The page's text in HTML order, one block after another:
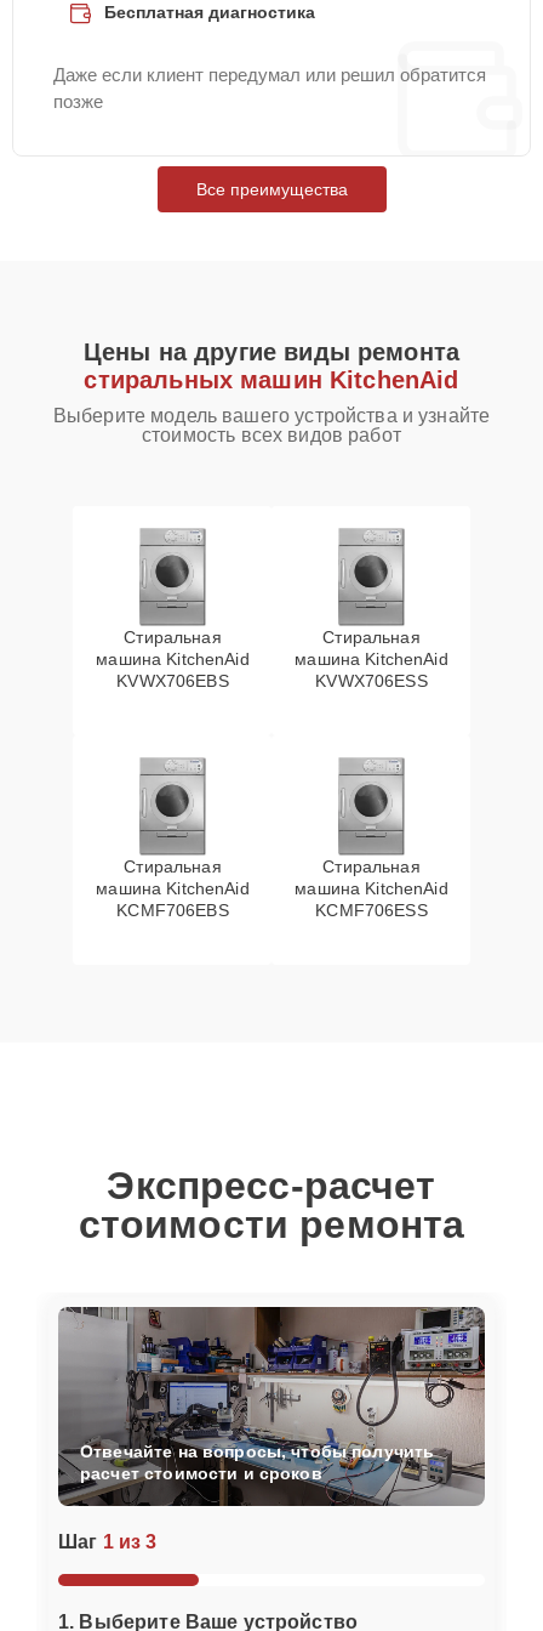
Бесплатная диагностика
Даже если клиент передумал или решил обратится
позже
Все преимущества
Цены на другие виды ремонта
стиральных машин KitchenAid
Выберите модель вашего устройства и узнайте
стоимость всех видов работ
Стиральная
машина KitchenAid
KVWX706EBS
Стиральная
машина KitchenAid
KVWX706ESS
Стиральная
машина KitchenAid
KCMF706EBS
Стиральная
машина KitchenAid
KCMF706ESS
Экспресс-расчет
стоимости ремонта
Шаг 1 из 3
1. Выберите Ваше устройство
Отвечайте на вопросы, чтобы получить
расчет стоимости и сроков